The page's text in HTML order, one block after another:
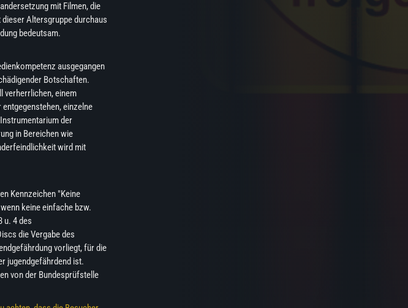
mit Filmen, die
Altersgruppe durchaus
bedeutsam.
ausgegangen
Botschaften.
verherrlichen, einem
einzelne
der
in Bereichen wie
wird mit
Kennzeichen "Keine
keine einfache bzw.
u. 4 des
die Vergabe des
vorliegt, für die
jugendgefährdend ist.
von der Bundesprüfstelle